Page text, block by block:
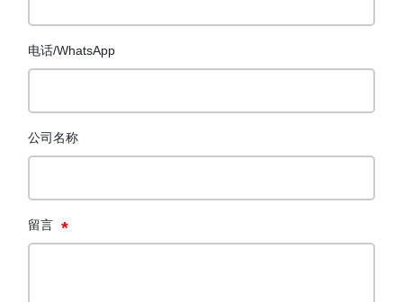
电话/WhatsApp
公司名称
留言